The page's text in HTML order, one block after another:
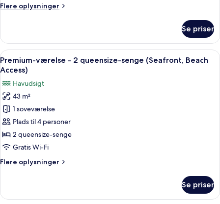
kingsize-
adgang
til
pool
Flere oplysninger
Flere
værelse
1
kingsize-
-
adgang
til
pool
Se priser
Indlæs
alle
billeder
af
Premium-
værelse
-
2
queensize-
(Seafront,
Et moderne hotelværelse med to
5
Premium-værelse - 2 queensize-senge (Seafront, Beach
Access)
Havudsigt
43 m²
1 soveværelse
Plads til 4 personer
2 queensize-senge
Gratis Wi-Fi
Flere oplysninger
Flere
værelse
Se priser